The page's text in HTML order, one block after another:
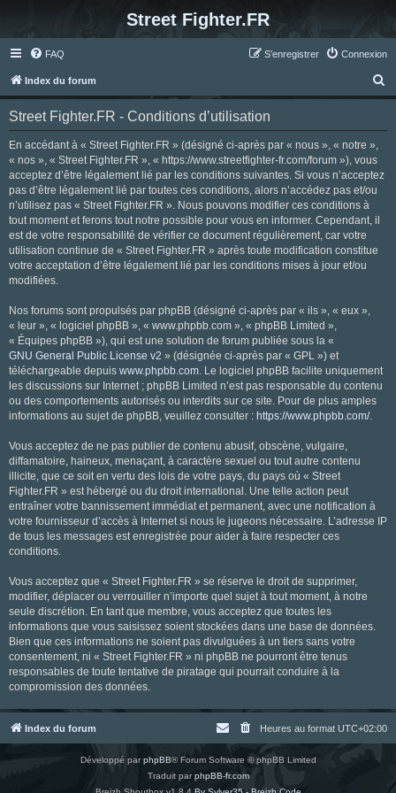
Street Fighter.FR
FAQ Connexion
S’enregistrer
Index du forum
e
Street Fighter.FR - Conditions d’utilisation
En accédant à « Street Fighter.FR » (désigné ci-après par « nous », « notre »,
« nos », « Street Fighter.FR », « https://www.streetfighter-fr.com/forum »), vous
acceptez d’être légalement lié par les conditions suivantes. Si vous n’acceptez
pas d’être légalement lié par toutes ces conditions, alors n’accédez pas et/ou
n’utilisez pas « Street Fighter.FR ». Nous pouvons modifier ces conditions à
tout moment et ferons tout notre possible pour vous en informer. Cependant, il
est de votre responsabilité de vérifier ce document régulièrement, car votre
utilisation continue de « Street Fighter.FR » après toute modification constitue
votre acceptation d’être légalement lié par les conditions mises à jour et/ou
modifiées.
Nos forums sont propulsés par phpBB (désigné ci-après par « ils », « eux »,
« leur », « logiciel phpBB », « www.phpbb.com », « phpBB Limited »,
« Équipes phpBB »), qui est une solution de forum publiée sous la «
GNU General Public License v2 » (désignée ci-après par « GPL ») et
téléchargeable depuis www.phpbb.com. Le logiciel phpBB facilite uniquement
les discussions sur Internet ; phpBB Limited n’est pas responsable du contenu
ou des comportements autorisés ou interdits sur ce site. Pour de plus amples
informations au sujet de phpBB, veuillez consulter : https://www.phpbb.com/.
Vous acceptez de ne pas publier de contenu abusif, obscène, vulgaire,
diffamatoire, haineux, menaçant, à caractère sexuel ou tout autre contenu
illicite, que ce soit en vertu des lois de votre pays, du pays où « Street
Fighter.FR » est hébergé ou du droit international. Une telle action peut
entraîner votre bannissement immédiat et permanent, avec une notification à
votre fournisseur d’accès à Internet si nous le jugeons nécessaire. L’adresse IP
de tous les messages est enregistrée pour aider à faire respecter ces
conditions.
Vous acceptez que « Street Fighter.FR » se réserve le droit de supprimer,
modifier, déplacer ou verrouiller n’importe quel sujet à tout moment, à notre
seule discrétion. En tant que membre, vous acceptez que toutes les
informations que vous saisissez soient stockées dans une base de données.
Bien que ces informations ne soient pas divulguées à un tiers sans votre
consentement, ni « Street Fighter.FR » ni phpBB ne pourront être tenus
responsables de toute tentative de piratage qui pourrait conduire à la
compromission des données.
Index du forum Heures au format UTC+02:00
Développé parphpBB® Forum Software © phpBB Limited
Traduit parphpBB-fr.com